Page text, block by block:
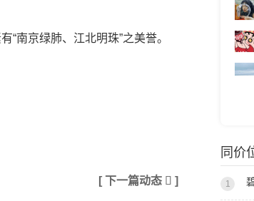
南京绿肺、江北明珠”之美誉。
[ 下一篇动态  ]
同价
1